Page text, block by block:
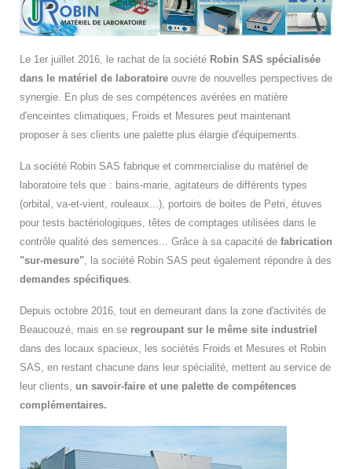
Le 1er juillet 2016, e rachat de la société Robin SAS spécialisée
dans le matériel de laboratoire ouvre de nouvelles perspectives de
synergie. En plus de ses compétences avérées en matière
d'enceintes climatiques, Froids et Mesures peut maintenant
proposer à ses clients une palette plus élargie d'équipements.
La société Robin SAS fabrique et commercialise du matériel de
laboratoire tels que : bains-marie, agitateurs de différents types
(orbital, va-et-vient, rouleaux...), portoirs de boites de Petri, étuves
pour tests bactériologiques, têtes de comptages utilisées dans le
contrôle qualité des semences... Grâce à sa capacité de fabrication
"sur-mesure", l a société Robin SAS peut également répondre à des
demandes spécifiques.
Depuis octobre 2016, tout en demeurant dans la zone d'activités de
Beaucouzé, mais en se regroupant sur le même site industriel
dans des locaux spacieux, les sociétés Froids et Mesures et Robin
SAS, en restant chacune dans leur spécialité, mettent au service de
leur clients, un savoir-faire et une palette de compétences
complémentaires.